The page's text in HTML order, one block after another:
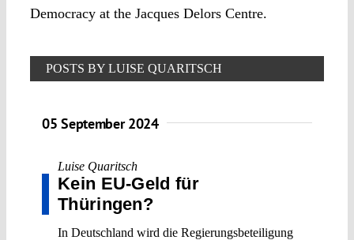
Democracy at the Jacques Delors Centre.
POSTS BY LUISE QUARITSCH
05 September 2024
Luise Quaritsch
Kein EU-Geld für
Thüringen?
In Deutschland wird die Regierungsbeteiligung